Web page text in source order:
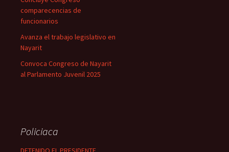
comparecencias de
funcionarios
Avanza el trabajo legislativo en
Nayarit
Convoca Congreso de Nayarit
al Parlamento Juvenil 2025
Policiaca